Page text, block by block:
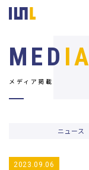
MED IA
メディア掲載
ニュース
2023.09.06